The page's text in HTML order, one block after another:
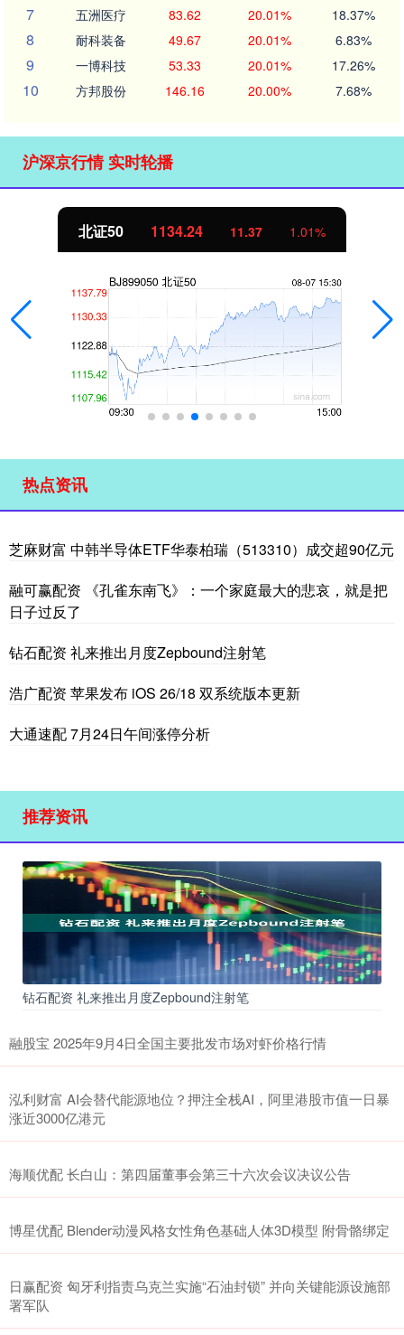
7 五洲医疗 83.62 20.01% 18.37%
8 耐科装备 49.67 20.01% 6.83%
9 一博科技 53.33 20.01% 17.26%
10 方邦股份 146.16 20.00% 7.68%
沪深京行情 实时轮播
北证50 1134.24 11.37 1.01%
热点资讯
芝麻财富 中韩半导体ETF华泰柏瑞（513310）成交超90亿元
融可赢配资 《孔雀东南飞》：一个家庭最大的悲哀，就是把
日子过反了
钻石配资 礼来推出月度Zepbound注射笔
浩广配资 苹果发布 iOS 26/18 双系统版本更新
大通速配 7月24日午间涨停分析
推荐资讯
钻石配资 礼来推出月度Zepbound注射笔
融股宝 2025年9月4日全国主要批发市场对虾价格行情
泓利财富 AI会替代能源地位？押注全栈AI，阿里港股市值一日暴
涨近3000亿港元
海顺优配 长白山：第四届董事会第三十六次会议决议公告
博星优配 Blender动漫风格女性角色基础人体3D模型 附骨骼绑定
日赢配资 匈牙利指责乌克兰实施“石油封锁” 并向关键能源设施部
署军队